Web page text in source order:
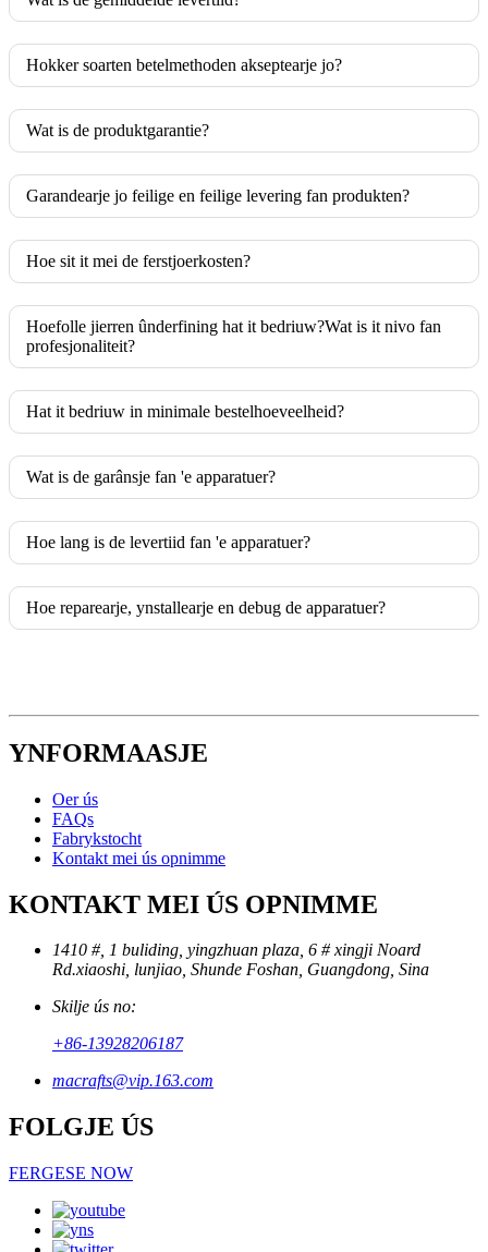
Hokker soarten betelmethoden akseptearje jo?
Wat is de produktgarantie?
Garandearje jo feilige en feilige levering fan produkten?
Hoe sit it mei de ferstjoerkosten?
Hoefolle jierren ûnderfining hat it bedriuw?Wat is it nivo fan
profesjonaliteit?
Hat it bedriuw in minimale bestelhoeveelheid?
Wat is de garânsje fan 'e apparatuer?
Hoe lang is de levertiid fan 'e apparatuer?
Hoe reparearje, ynstallearje en debug de apparatuer?
YNFORMAASJE
Oer ús
FAQs
Fabrykstocht
Kontakt mei ús opnimme
KONTAKT MEI ÚS OPNIMME
1410 #, 1 buliding, yingzhuan plaza, 6 # xingji Noard
Rd.xiaoshi, lunjiao, Shunde Foshan, Guangdong, Sina
Skilje ús no:
+86-13928206187
macrafts@vip.163.com
FOLGJE ÚS
FERGESE NOW